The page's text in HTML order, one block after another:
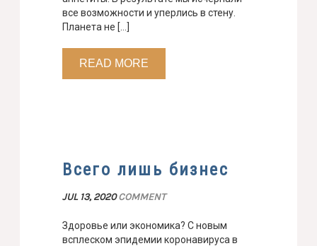
все возможности и уперлись в стену.
Планета не […]
READ MORE
Всего лишь бизнес
JUL 13, 2020 COMMENT
Здоровье или экономика? С новым
всплеском эпидемии коронавируса в